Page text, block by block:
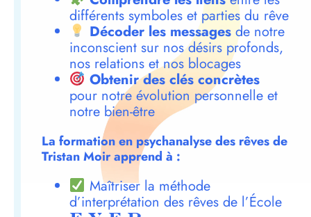
différents symboles et parties du rêve
Décoder les messagesde notre
inconscient sur nos désirs profonds,
nos relations et nos blocages
Obtenir des clés concrètes
pour notre évolution personnelle et
notre bien-être
La formation en psychanalyse des rêves de
Tristan Moir apprend à :
Maîtriser la méthode
d’interprétation des rêves de l’École